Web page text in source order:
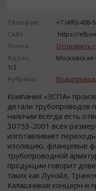
Телефон:
+7 (495) 488-
Сайт:
https://
Почта:
Отправить
Адрес:
Московская
1/2
Рубрика:
Компания «ЗСПА»
детали трубопроводов
наличии всегда есть
30753-2001 всех
изготавливает
изоляцию, фланцевые
трубопроводной
продукции говорит
таких как Лукойл,
Калашников концерн и